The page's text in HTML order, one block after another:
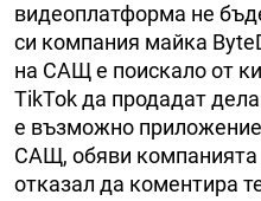
видеоплатформа не
си компания майка
на САЩ е поискало от
TikTok да продадат
е възможно
САЩ, обяви компанията
отказал да коментира